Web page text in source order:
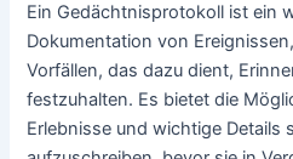
Ein Gedächtnisprotokoll ist ein
Dokumentation von
Vorfällen, das dazu dient,
festzuhalten. Es bietet die
Erlebnisse und wichtige Details